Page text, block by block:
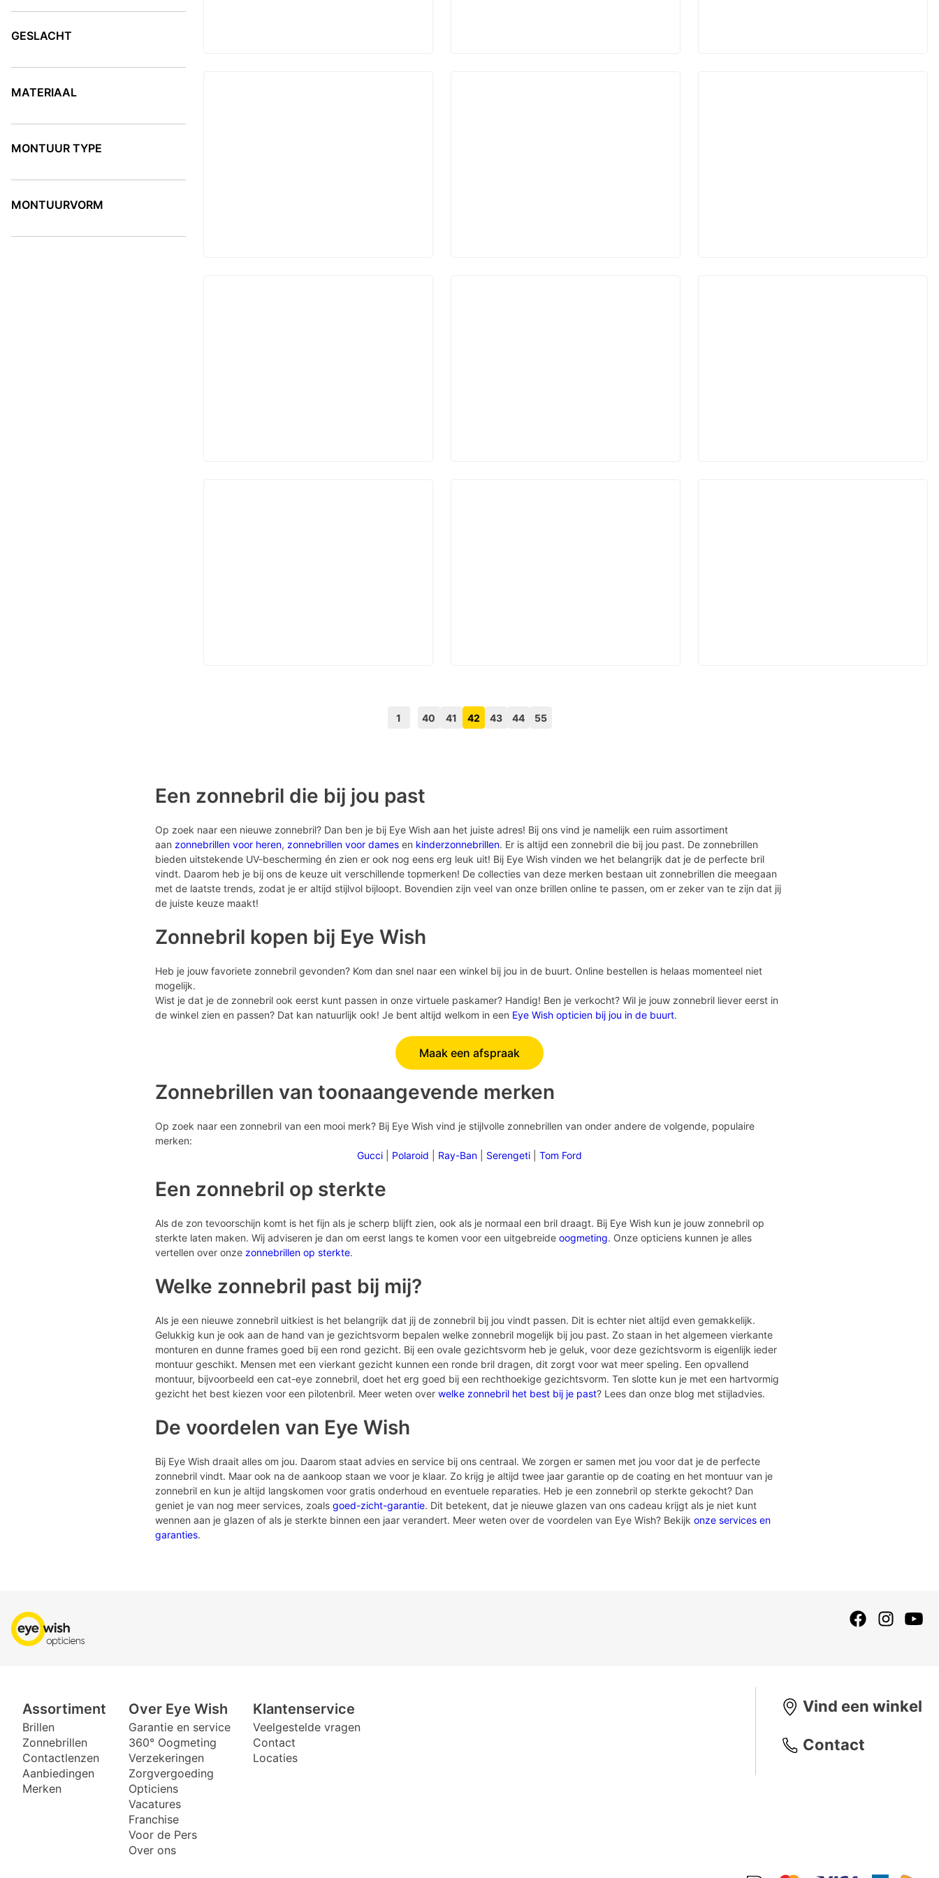
GESLACHT
MATERIAAL
MONTUUR TYPE
MONTUURVORM
1 40 41 42 43 44 55
Een zonnebril die bij jou past
Op zoek naar een nieuwe zonnebril? Dan ben je bij Eye Wish aan het juiste adres! Bij ons vind je namelijk een ruim assortiment
aan zonnebrillen voor heren, zonnebrillen voor dames en kinderzonnebrillen. Er is altijd een zonnebril die bij jou past. De zonnebrillen
bieden uitstekende UV-bescherming én zien er ook nog eens erg leuk uit! Bij Eye Wish vinden we het belangrijk dat je de perfecte bril
vindt. Daarom heb je bij ons de keuze uit verschillende topmerken! De collecties van deze merken bestaan uit zonnebrillen die meegaan
met de laatste trends, zodat je er altijd stijlvol bijloopt. Bovendien zijn veel van onze brillen online te passen, om er zeker van te zijn dat jij
de juiste keuze maakt!
Zonnebril kopen bij Eye Wish
Heb je jouw favoriete zonnebril gevonden? Kom dan snel naar een winkel bij jou in de buurt. Online bestellen is helaas momenteel niet
mogelijk.
Wist je dat je de zonnebril ook eerst kunt passen in onze virtuele paskamer? Handig! Ben je verkocht? Wil je jouw zonnebril liever eerst in
de winkel zien en passen? Dat kan natuurlijk ook! Je bent altijd welkom in een Eye Wish opticien bij jou in de buurt.
Maak een afspraak
Zonnebrillen van toonaangevende merken
Op zoek naar een zonnebril van een mooi merk? Bij Eye Wish vind je stijlvolle zonnebrillen van onder andere de volgende, populaire
merken:
Gucci
Polaroid Ray-Ban Serengeti Tom Ford
Een zonnebril op sterkte
Als de zon tevoorschijn komt is het fijn als je scherp blijft zien, ook als je normaal een bril draagt. Bij Eye Wish kun je jouw zonnebril op
sterkte laten maken. Wij adviseren je dan om eerst langs te komen voor een uitgebreide oogmeting. Onze opticiens kunnen je alles
vertellen over onze zonnebrillen op sterkte.
Welke zonnebril past bij mij?
Als je een nieuwe zonnebril uitkiest is het belangrijk dat jij de zonnebril bij jou vindt passen. Dit is echter niet altijd even gemakkelijk.
Gelukkig kun je ook aan de hand van je gezichtsvorm bepalen welke zonnebril mogelijk bij jou past. Zo staan in het algemeen vierkante
monturen en dunne frames goed bij een rond gezicht. Bij een ovale gezichtsvorm heb je geluk, voor deze gezichtsvorm is eigenlijk ieder
montuur geschikt. Mensen met een vierkant gezicht kunnen een ronde bril dragen, dit zorgt voor wat meer speling. Een opvallend
montuur, bijvoorbeeld een cat-eye zonnebril, doet het erg goed bij een rechthoekige gezichtsvorm. Ten slotte kun je met een hartvormig
gezicht het best kiezen voor een pilotenbril. Meer weten over welke zonnebril het best bij je past? Lees dan onze blog met stijladvies.
De voordelen van Eye Wish
Bij Eye Wish draait alles om jou. Daarom staat advies en service bij ons centraal. We zorgen er samen met jou voor dat je de perfecte
zonnebril vindt. Maar ook na de aankoop staan we voor je klaar. Zo krijg je altijd twee jaar garantie op de coating en het montuur van je
zonnebril en kun je altijd langskomen voor gratis onderhoud en eventuele reparaties. Heb je een zonnebril op sterkte gekocht? Dan
geniet je van nog meer services, zoals goed-zicht-garantie. Dit betekent, dat je nieuwe glazen van ons cadeau krijgt als je niet kunt
wennen aan je glazen of als je sterkte binnen een jaar verandert. Meer weten over de voordelen van Eye Wish? Bekijk onze services en
garanties.
Assortiment
Brillen
Zonnebrillen
Contactlenzen
Aanbiedingen
Merken
Over Eye Wish
Garantie en service
360° Oogmeting
Verzekeringen
Zorgvergoeding
Opticiens
Vacatures
Franchise
Voor de Pers
Over ons
Klantenservice
Veelgestelde vragen
Contact
Locaties
Vind een winkel
Contact